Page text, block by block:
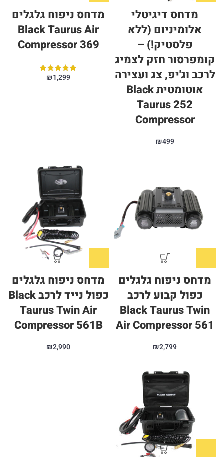
מדחס דיגיטלי
אלומיניום (ללא
פלסטיק!) –
קומפרסור חזק לצמיג
לרכב וג'יפ, צג ועצירה
אוטומטית Black
Taurus 252
Compressor
₪499
מדחס ניפוח גלגלים
Black Taurus Air
Compressor 369
₪1,299
מדחס ניפוח גלגלים
כפול קבוע לרכב
Black Taurus Twin
Air Compressor 561
₪2,799
מדחס ניפוח גלגלים
כפול נייד לרכב Black
Taurus Twin Air
Compressor 561B
₪2,990